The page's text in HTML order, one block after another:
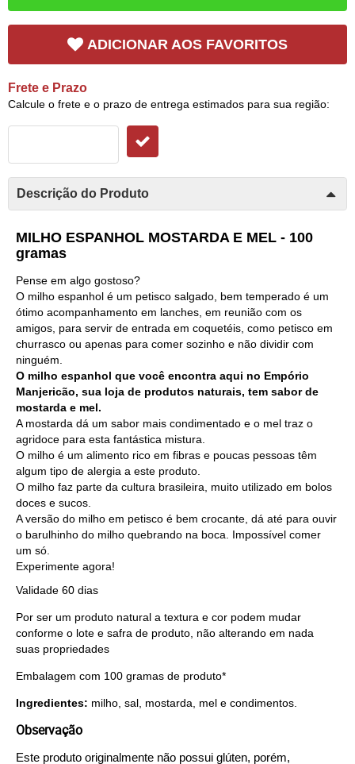
ADICIONAR AOS FAVORITOS
Frete e Prazo
Calcule o frete e o prazo de entrega estimados para sua região:
Descrição do Produto
MILHO ESPANHOL MOSTARDA E MEL - 100
gramas
Pense em algo gostoso?
O milho espanhol é um petisco salgado, bem temperado é um
ótimo acompanhamento em lanches, em reunião com os
amigos, para servir de entrada em coquetéis, como petisco em
churrasco ou apenas para comer sozinho e não dividir com
ninguém.
O milho espanhol que você encontra aqui no Empório
Manjericão, sua loja de produtos naturais, tem sabor de
mostarda e mel.
A mostarda dá um sabor mais condimentado e o mel traz o
agridoce para esta fantástica mistura.
O milho é um alimento rico em fibras e poucas pessoas têm
algum tipo de alergia a este produto.
O milho faz parte da cultura brasileira, muito utilizado em bolos
doces e sucos.
A versão do milho em petisco é bem crocante, dá até para ouvir
o barulhinho do milho quebrando na boca. Impossível comer
um só.
Experimente agora!
Validade 60 dias
Por ser um produto natural a textura e cor podem mudar
conforme o lote e safra de produto, não alterando em nada
suas propriedades
Embalagem com 100 gramas de produto*
Ingredientes: milho, sal, mostarda, mel e condimentos.
Observação
Este produto originalmente não possui glúten, porém,